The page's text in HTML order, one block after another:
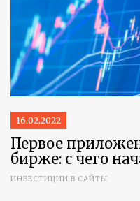
16.02.2022
Первое
бирже: с чего
ИНВЕСТИЦИИ В САЙТЫ